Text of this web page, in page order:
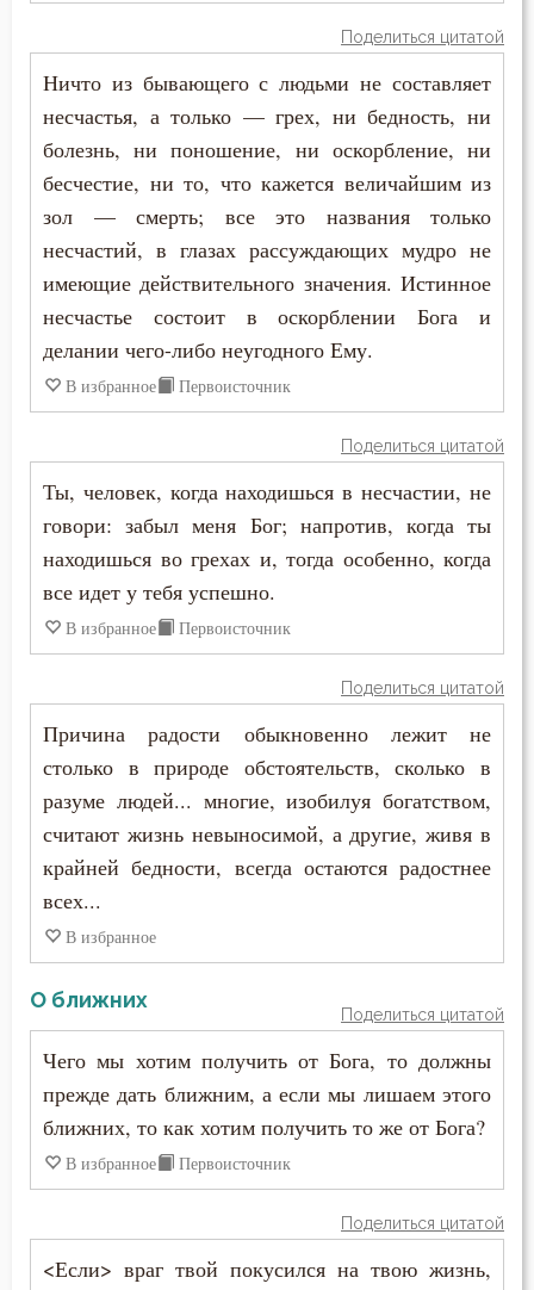
Слух
Смертная память
Смерть
Смерть детей
Смерть душевная
Смех
Смирение
Снисхождение
Соблазн
Совершенство
Созерцание
Сокрушение
Состояние души после смерти
Сострадание
Сотворение мира
Спасение
Сплетни
Спокойствие
Сребролюбие
Поделиться цитатой
Ничто из бывающего с людьми не составляет
несчастья, а только — грех, ни бедность, ни
болезнь, ни поношение, ни оскорбление, ни
бесчестие, ни то, что кажется величайшим из
зол — смерть; все это названия только
несчастий, в глазах рассуждающих мудро не
имеющие действительного значения. Истинное
несчастье состоит в оскорблении Бога и
делании чего-либо неугодного Ему.
В избранное Первоисточник
Поделиться цитатой
Ты, человек, когда находишься в несчастии, не
говори: забыл меня Бог; напротив, когда ты
находишься во грехах и, тогда особенно, когда
все идет у тебя успешно.
В избранное Первоисточник
Поделиться цитатой
Причина радости обыкновенно лежит не
столько в природе обстоятельств, сколько в
разуме людей... многие, изобилуя богатством,
считают жизнь невыносимой, а другие, живя в
крайней бедности, всегда остаются радостнее
всех...
В избранное
О ближних
Поделиться цитатой
Чего мы хотим получить от Бога, то должны
прежде дать ближним, а если мы лишаем этого
ближних, то как хотим получить то же от Бога?
В избранное Первоисточник
Поделиться цитатой
<Если> враг твой покусился на твою жизнь,